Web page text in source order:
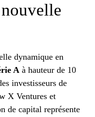
dynamique en
A à hauteur de 10
investisseurs de
X Ventures et
de capital représente